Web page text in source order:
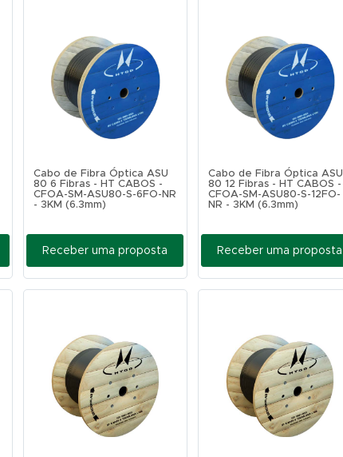
Cabo de Fibra Óptica ASU
80 6 Fibras - HT CABOS -
CFOA-SM-ASU80-S-6FO-NR
- 3KM (6.3mm)
Receber uma proposta
Cabo de Fibra Óptica ASU
80 12 Fibras - HT CABOS -
CFOA-SM-ASU80-S-12FO-
NR - 3KM (6.3mm)
Receber uma proposta